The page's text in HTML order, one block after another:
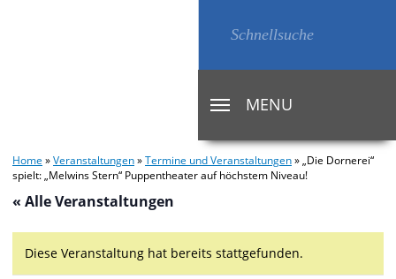
TOGGLE
NAVIGATION
MENU
Home »Veranstaltungen»Termine und Veranstaltungen» „Die Dornerei“
spielt: „Melwins Stern“ Puppentheater auf höchstem Niveau!
« Alle Veranstaltungen
Diese Veranstaltung hat bereits stattgefunden.